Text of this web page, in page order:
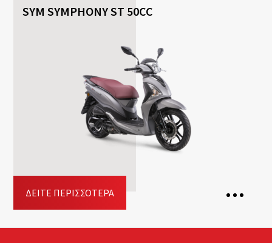
Κιβώτιο ταχυτήτων: Aυτόματο
Καύσιμο: Βενζίνη
Free Helmet
Included Top-case
Driving licence: A1, A2, A
SYM SYMPHONY ST 50CC
ΔΕΊΤΕ ΠΕΡΙΣΣΌΤΕΡΑ